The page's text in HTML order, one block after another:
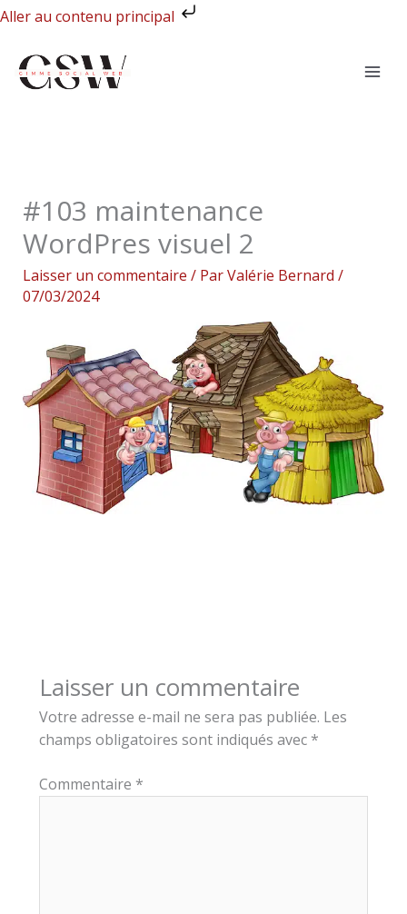
Aller au contenu principal
Aller
contenu
#103 maintenance
WordPres visuel 2
Laisser un commentaire / ParValérie Bernard /
07/03/2024
Laisser un commentaire
Votre adresse e-mail ne sera pas publiée. Les
champs obligatoires sont indiqués avec *
Commentaire *